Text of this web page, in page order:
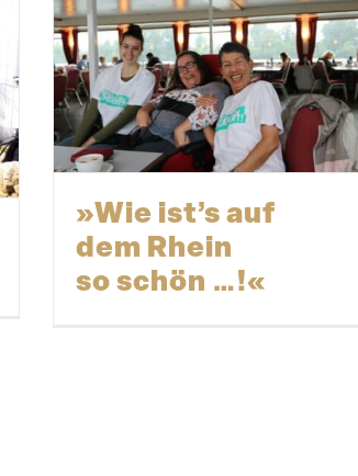
»Wie ist’s auf
dem Rhein
so schön …!«